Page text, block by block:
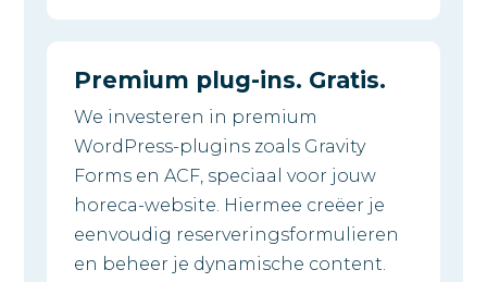
Premium plug-ins. Gratis.
We investeren in premium
WordPress-plugins zoals Gravity
Forms en ACF, speciaal voor jouw
horeca-website. Hiermee creëer je
eenvoudig reserveringsformulieren
en beheer je dynamische content.